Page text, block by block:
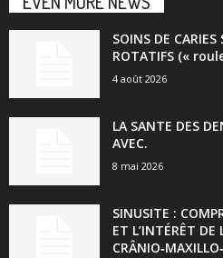
SOINS DE
ROTATIFS («
4 août 2026
LA SANTE DES
AVEC.
8 mai 2026
SINUSITE :
ET L’INTÉRÊT DE